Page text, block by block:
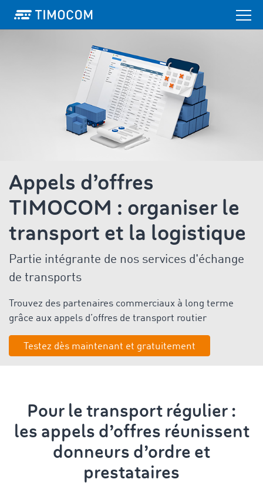
Appels d’offres
TIMOCOM : organiser le
transport et la logistique
Partie intégrante de nos services d'échange
de transports
Trouvez des partenaires commerciaux à long terme
grâce aux appels d’offres de transport routier
Testez dès maintenant et gratuitement
Pour le transport régulier :
les appels d’offres réunissent
donneurs d’ordre et
prestataires